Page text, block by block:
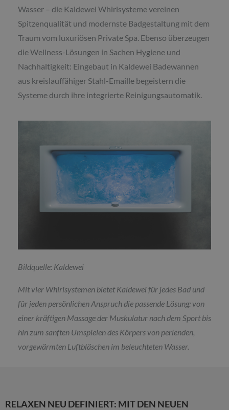
Wasser – die Kaldewei Whirlsysteme vereinen
Spitzenqualität und modernste Badgestaltung mit dem
Traum vom luxuriösen Private Spa. Ebenso überzeugen
die Wellness-Lösungen in Sachen Hygiene und
Nachhaltigkeit: Eingebaut in Kaldewei Badewannen
aus kreislauffähiger Stahl-Emaille begeistern die
Systeme durch ihre integrierte Reinigungsautomatik.
Bildquelle: Kaldewei
Mit vier Whirlsystemen bietet Kaldewei für jedes Bad und
für jeden persönlichen Anspruch die passende Lösung: von
einer kräftigen Massage der Muskulatur nach dem Sport bis
hin zum sanften Umspielen des Körpers von perlenden,
vorgewärmten Luftbläschen im beleuchteten Wasser.
RELAXEN NEU DEFINIERT: MIT DEN NEUEN